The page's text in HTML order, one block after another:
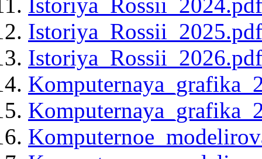
Istoriya_Rossii_2024.pdf
Istoriya_Rossii_2025.pdf
Istoriya_Rossii_2026.pdf